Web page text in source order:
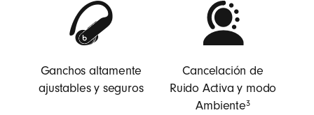
Ganchos altamente
ajustables y seguros
Cancelación de
Ruido Activa y modo
Ambiente3